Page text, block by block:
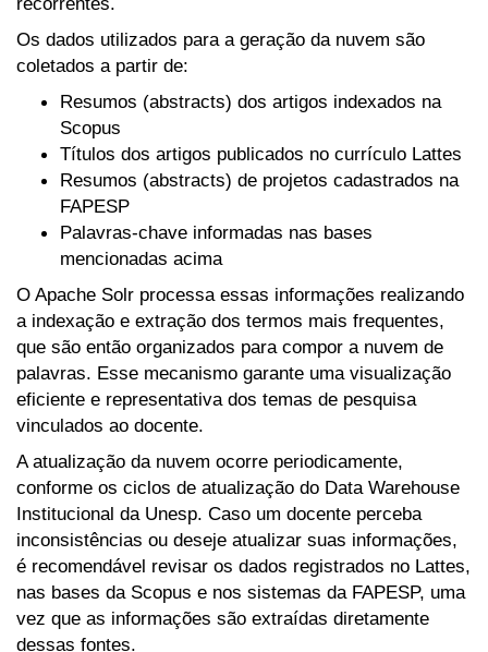
Os dados utilizados para a geração da nuvem são
coletados a partir de:
Resumos (abstracts) dos artigos indexados na
Scopus
Títulos dos artigos publicados no currículo Lattes
Resumos (abstracts) de projetos cadastrados na
FAPESP
Palavras-chave informadas nas bases
mencionadas acima
O Apache Solr processa essas informações realizando
a indexação e extração dos termos mais frequentes,
que são então organizados para compor a nuvem de
palavras. Esse mecanismo garante uma visualização
eficiente e representativa dos temas de pesquisa
vinculados ao docente.
A atualização da nuvem ocorre periodicamente,
conforme os ciclos de atualização do Data Warehouse
Institucional da Unesp. Caso um docente perceba
inconsistências ou deseje atualizar suas informações,
é recomendável revisar os dados registrados no Lattes,
nas bases da Scopus e nos sistemas da FAPESP, uma
vez que as informações são extraídas diretamente
dessas fontes.